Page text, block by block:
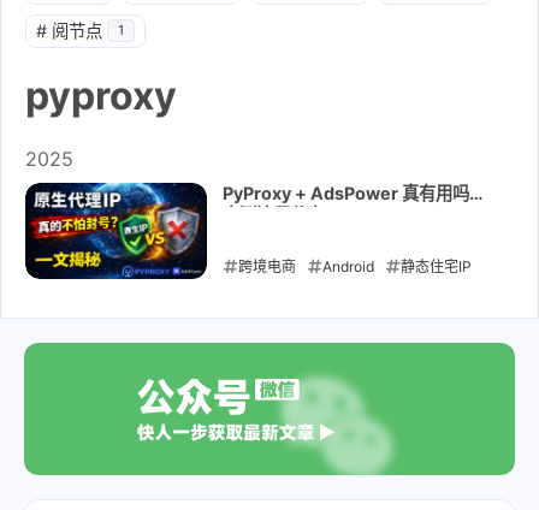
# 阅节点 1
pyproxy
2025
PyProxy + AdsPower 真有用吗？
跨境电商 Android 静态住宅IP
卓 养号 iOS pyproxy
adspower
2025-01-17